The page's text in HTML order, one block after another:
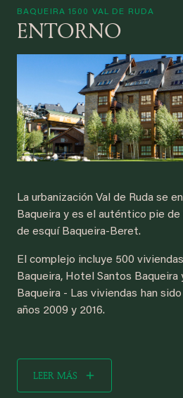
BAQUEIRA 1500 VAL DE RUDA
ENTORNO
La urbanización Val de Ruda se
Baqueira y es el auténtico pie
de esquí Baqueira-Beret.
El complejo incluye 500
Baqueira, Hotel Santos
Baqueira - Las viviendas han
años 2009 y 2016.
LEER MÁS